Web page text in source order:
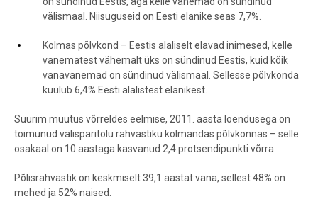
välismaal. Niisuguseid on Eesti elanike seas 7,7%.
Kolmas põlvkond – Eestis alaliselt elavad inimesed, kelle
vanematest vähemalt üks on sündinud Eestis, kuid kõik
vanavanemad on sündinud välismaal. Sellesse põlvkonda
kuulub 6,4% Eesti alalistest elanikest.
Suurim muutus võrreldes eelmise, 2011. aasta loendusega on
toimunud välispäritolu rahvastiku kolmandas põlvkonnas – selle
osakaal on 10 aastaga kasvanud 2,4 protsendipunkti võrra.
Põlisrahvastik on keskmiselt 39,1 aastat vana, sellest 48% on
mehed ja 52% naised.